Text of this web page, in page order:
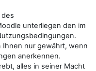
unterliegen den im
nur gewährt, wenn
anerkennen.
alles in seiner Macht